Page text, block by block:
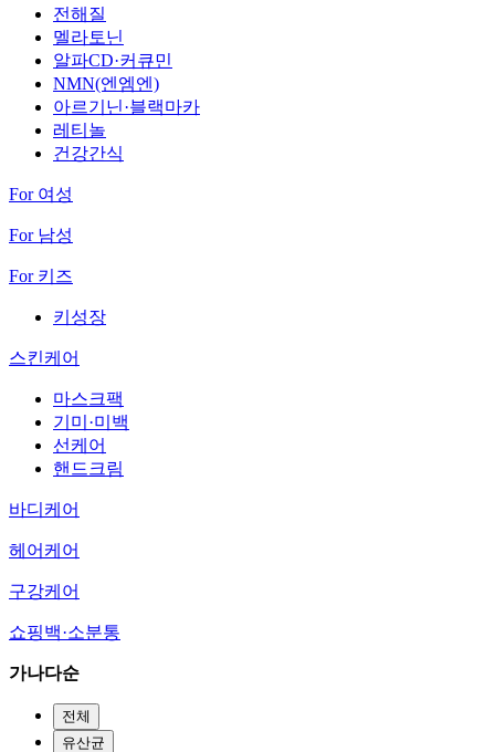
전해질
멜라토닌
알파CD·커큐민
NMN(엔엠엔)
아르기닌·블랙마카
레티놀
건강간식
For 여성
For 남성
For 키즈
키성장
스킨케어
마스크팩
기미·미백
선케어
핸드크림
바디케어
헤어케어
구강케어
쇼핑백·소분통
가나다순
전체
유산균